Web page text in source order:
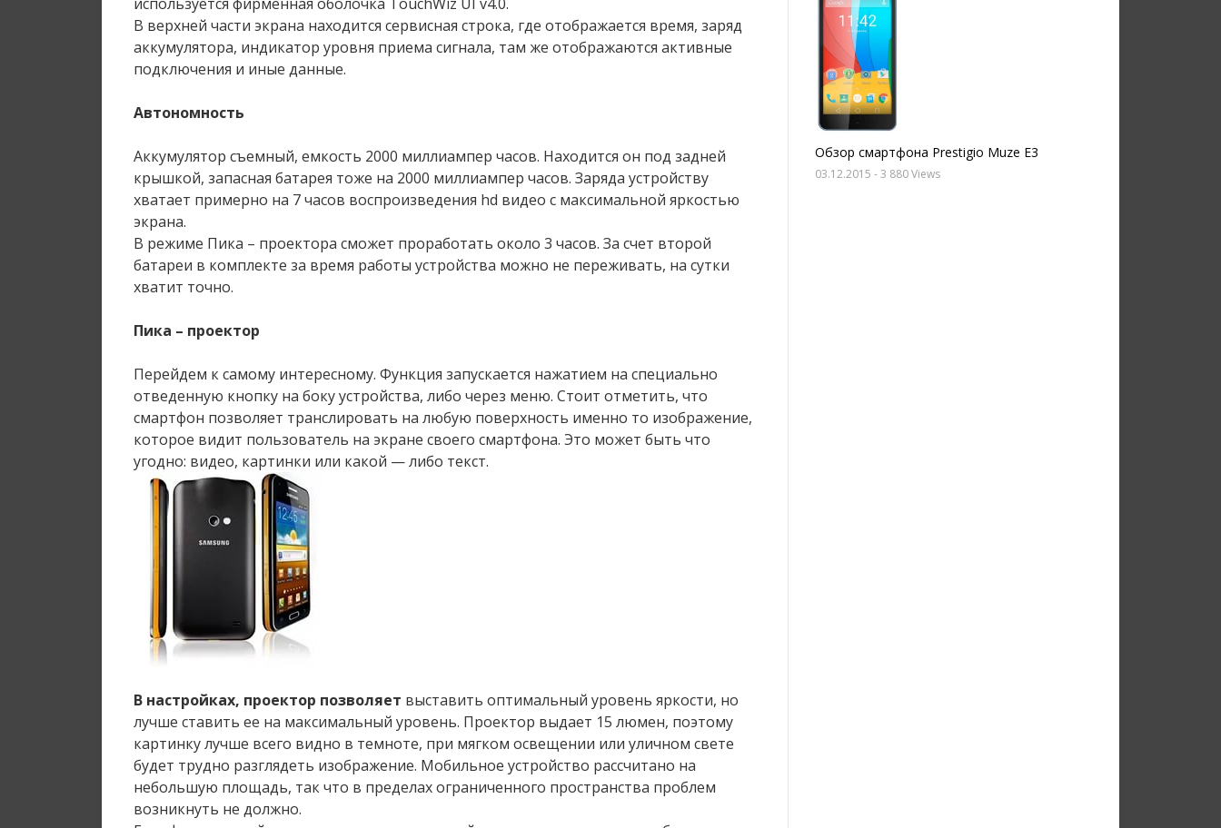
В верхней части экрана находится сервисная строка, где отображается время, заряд
аккумулятора, индикатор уровня приема сигнала, там же отображаются активные
подключения и иные данные.
Автономность
Аккумулятор съемный, емкость 2000 миллиампер часов. Находится он под задней
крышкой, запасная батарея тоже на 2000 миллиампер часов. Заряда устройству
хватает примерно на 7 часов воспроизведения hd видео с максимальной яркостью
экрана.
В режиме Пика – проектора сможет проработать около 3 часов. За счет второй
батареи в комплекте за время работы устройства можно не переживать, на сутки
хватит точно.
Пика – проектор
Перейдем к самому интересному. Функция запускается нажатием на специально
отведенную кнопку на боку устройства, либо через меню. Стоит отметить, что
смартфон позволяет транслировать на любую поверхность именно то изображение,
которое видит пользователь на экране своего смартфона. Это может быть что
угодно: видео, картинки или какой — либо текст.
В настройках, проектор позволяет выставить оптимальный уровень яркости, но
лучше ставить ее на максимальный уровень. Проектор выдает 15 люмен, поэтому
картинку лучше всего видно в темноте, при мягком освещении или уличном свете
будет трудно разглядеть изображение. Мобильное устройство рассчитано на
небольшую площадь, так что в пределах ограниченного пространства проблем
возникнуть не должно.
Обзор смартфона Prestigio Muze E3
03.12.2015 - 3 880 Views